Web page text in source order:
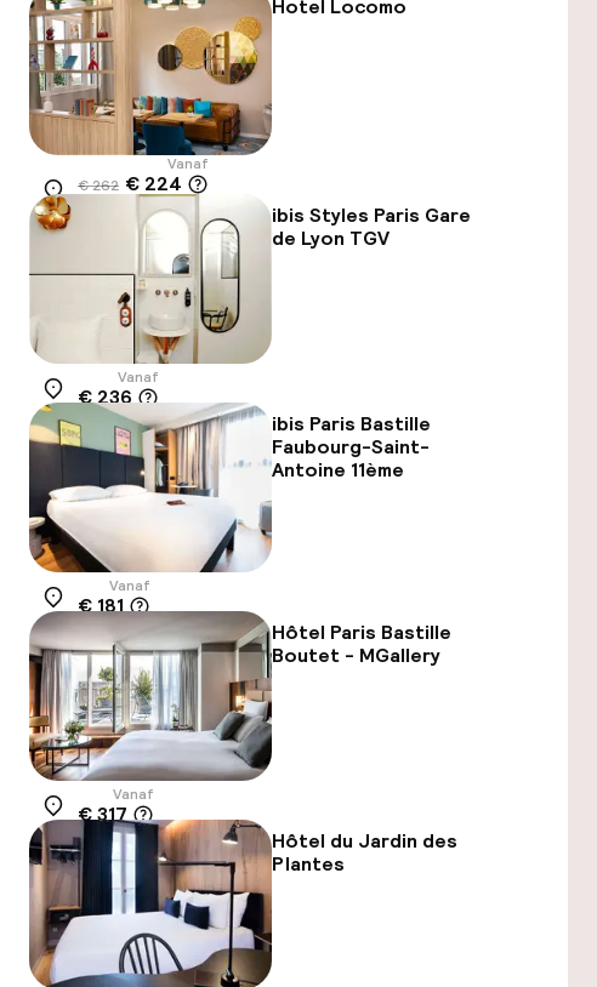
Hotel Locomo
Locatie
Vanaf
€ 262 € 224
-14%
ibis Styles Paris Gare
de Lyon TGV
Locatie
Vanaf
€ 236
ibis Paris Bastille
Faubourg-Saint-
Antoine 11ème
Locatie
Vanaf
€ 181
Hôtel Paris Bastille
Boutet - MGallery
Locatie
Vanaf
€ 317
Hôtel du Jardin des
Plantes